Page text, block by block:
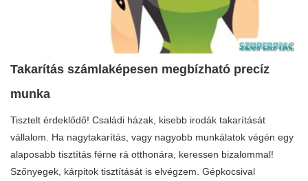
Takarítás számlaképesen megbízható precíz
munka
Tisztelt érdeklődő! Családi házak, kisebb irodák takarítását
vállalom. Ha nagytakarítás, vagy nagyobb munkálatok végén egy
alaposabb tisztítás férne rá otthonára, keressen bizalommal!
Szőnyegek, kárpitok tisztítását is elvégzem. Gépkocsival